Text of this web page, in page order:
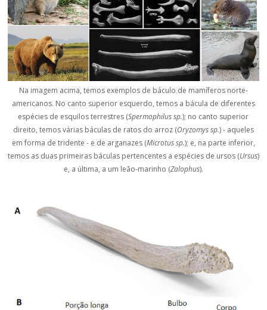
Na imagem acima, temos exemplos de báculo de mamíferos norte-
americanos. No canto superior esquerdo, temos a bácula de diferentes
espécies de esquilos terrestres (Spermophilus sp.); no canto superior
direito, temos várias báculas de ratos do arroz (Oryzomys sp.) - aqueles
em forma de tridente - e de arganazes (Microtus sp.); e, na parte inferior,
temos as duas primeiras báculas pertencentes a espécies de ursos (Ursus)
e, a última, a um leão-marinho (Zalophus).